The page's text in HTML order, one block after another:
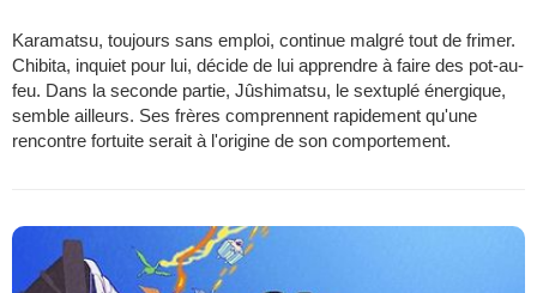
Karamatsu, toujours sans emploi, continue malgré tout de frimer.
Chibita, inquiet pour lui, décide de lui apprendre à faire des pot-au-
feu. Dans la seconde partie, Jûshimatsu, le sextuplé énergique,
semble ailleurs. Ses frères comprennent rapidement qu'une
rencontre fortuite serait à l'origine de son comportement.